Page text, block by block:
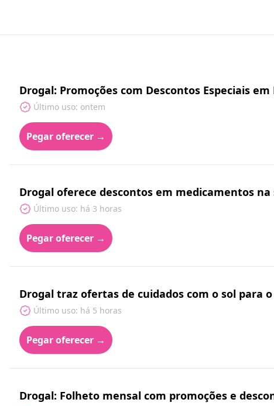
Drogal: Promoções com Descontos Especiais
Último uso: ontem
Pegar oferecer →
Drogal oferece descontos em medicamentos na
Último uso: há 3 horas
Pegar oferecer →
Drogal traz ofertas de cuidados com o sol para
Último uso: há 5 horas
Pegar oferecer →
Drogal: Folheto mensal com promoções e